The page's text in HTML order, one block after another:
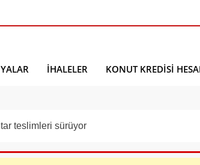
İHALELER KONUT KREDISI
teslimleri sürüyor